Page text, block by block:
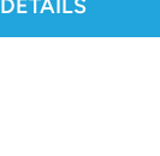
DETAILS